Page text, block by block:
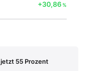
+30,86%
jetzt 55 Prozent